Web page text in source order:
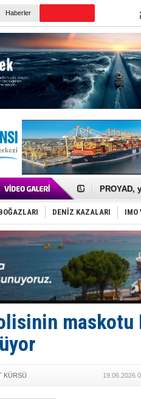
Haberler
İTU AUV,
PROYAD,
Türkiye-
Türk
Deniz
DÖDER,
Fairline,
Baltık
Runit
Limana
Türk
Hüseyin
Med
DENİZ KAZALARI IMO
maskotu
KÜRSÜ 19.06.2026